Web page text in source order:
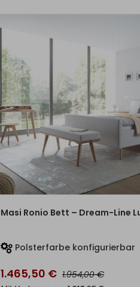
ZUM PRODUKT
Masi Ronio Bett – Dream-Line
Polsterfarbe konfigurierbar
1.465,50 € 1.954,00€